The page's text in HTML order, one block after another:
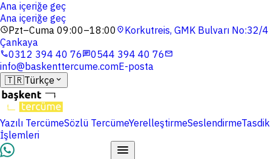
Ana içeriğe geç
Ana içeriğe geç
schedulePzt–Cuma 09:00–18:00 location_onKorkutreis, GMK Bulvarı No:32/4
Çankaya
phone0312 394 40 76chat0544 394 40 76mail
info@baskenttercume.comE-posta
🇹🇷Türkçe expand_more
Yazılı TercümeSözlü TercümeYerelleştirmeSeslendirmeTasdik
İşlemleri